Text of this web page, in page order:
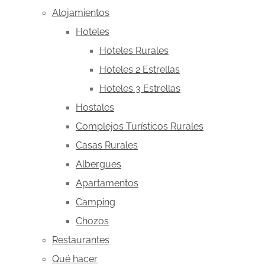
Alojamientos
Hoteles
Hoteles Rurales
Hoteles 2 Estrellas
Hoteles 3 Estrellas
Hostales
Complejos Turísticos Rurales
Casas Rurales
Albergues
Apartamentos
Camping
Chozos
Restaurantes
Qué hacer